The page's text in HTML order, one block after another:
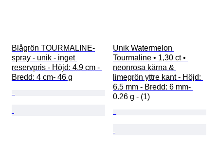
Blågrön TOURMALINE-
spray - unik - inget
reservpris - Höjd: 4.9 cm -
Bredd: 4 cm- 46 g
Unik Watermelon
Tourmaline • 1,30 ct •
neonrosa kärna &
limegrön yttre kant - Höjd:
6.5 mm - Bredd: 6 mm-
0.26 g - (1)